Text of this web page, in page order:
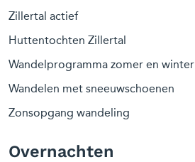
Zillertal actief
Huttentochten Zillertal
Wandelprogramma zomer en winter
Wandelen met sneeuwschoenen
Zonsopgang wandeling
Overnachten